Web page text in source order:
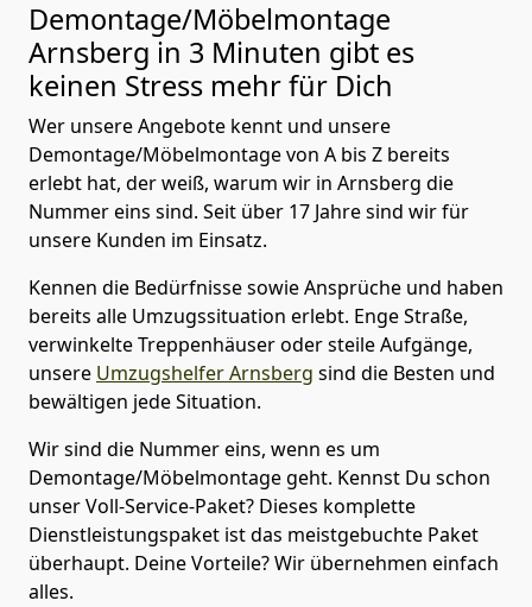
Demontage/Möbelmontage
Arnsberg in 3 Minuten gibt es
keinen Stress mehr für Dich
Wer unsere Angebote kennt und unsere
Demontage/Möbelmontage von A bis Z bereits
erlebt hat, der weiß, warum wir in Arnsberg die
Nummer eins sind. Seit über 17 Jahre sind wir für
unsere Kunden im Einsatz.
Kennen die Bedürfnisse sowie Ansprüche und haben
bereits alle Umzugssituation erlebt. Enge Straße,
verwinkelte Treppenhäuser oder steile Aufgänge,
unsere Umzugshelfer Arnsberg sind die Besten und
bewältigen jede Situation.
Wir sind die Nummer eins, wenn es um
Demontage/Möbelmontage geht. Kennst Du schon
unser Voll-Service-Paket? Dieses komplette
Dienstleistungspaket ist das meistgebuchte Paket
überhaupt. Deine Vorteile? Wir übernehmen einfach
alles.